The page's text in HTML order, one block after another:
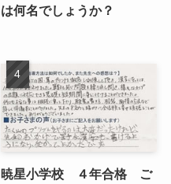
は何名でしょうか？
暁星小学校 ４年合格 ご